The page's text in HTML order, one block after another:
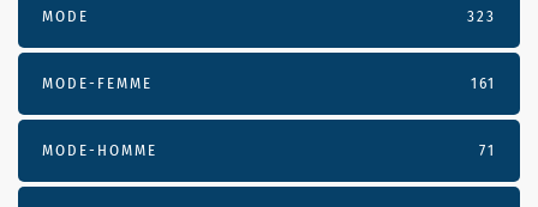
MODE 323
MODE-FEMME 161
MODE-HOMME 71